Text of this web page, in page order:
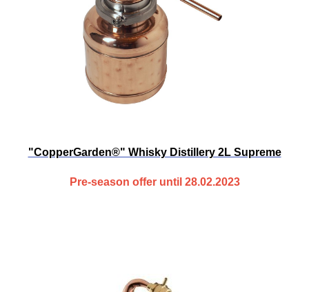
"CopperGarden®" Whisky Distillery 2L Supreme
Pre-season offer until 28.02.2023